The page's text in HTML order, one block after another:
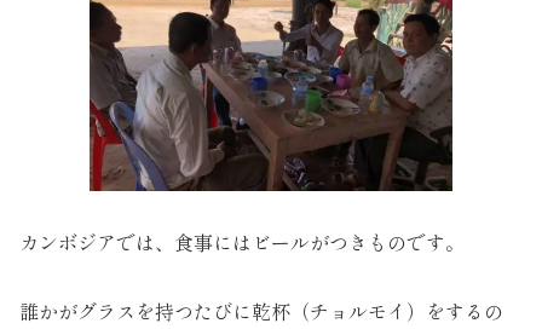
カンボジアでは、食事にはビールがつきものです。
誰かがグラスを持つたびに乾杯（チョルモイ）をするの